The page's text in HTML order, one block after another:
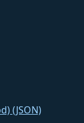
(JSON)